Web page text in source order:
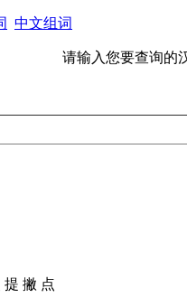
中文组词
请输入您要查询的
提 撇 点